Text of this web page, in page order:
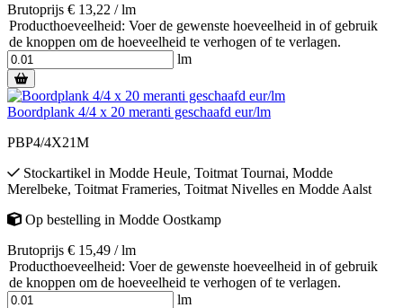
Brutoprijs € 13,22 / lm
Producthoeveelheid: Voer de gewenste hoeveelheid in of gebruik
de knoppen om de hoeveelheid te verhogen of te verlagen.
lm
Boordplank 4/4 x 20 meranti geschaafd eur/lm
PBP4/4X21M
Stockartikel in Modde Heule, Toitmat Tournai, Modde
Merelbeke, Toitmat Frameries, Toitmat Nivelles en Modde Aalst
Op bestelling in Modde Oostkamp
Brutoprijs € 15,49 / lm
Producthoeveelheid: Voer de gewenste hoeveelheid in of gebruik
de knoppen om de hoeveelheid te verhogen of te verlagen.
lm